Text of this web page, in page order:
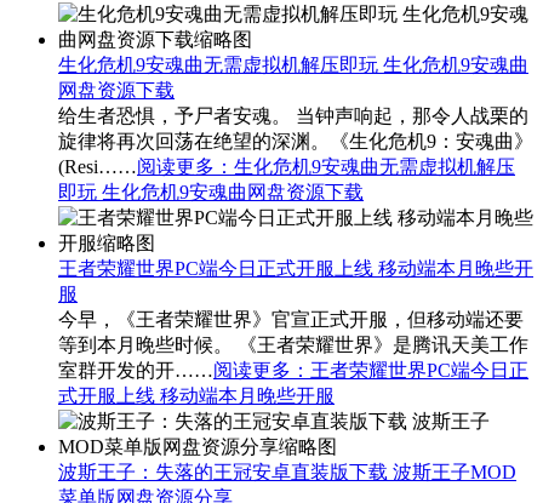
生化危机9安魂曲无需虚拟机解压即玩 生化危机9安魂曲
网盘资源下载
给生者恐惧，予尸者安魂。 当钟声响起，那令人战栗的
旋律将再次回荡在绝望的深渊。《生化危机9：安魂曲》
(Resi……阅读更多 ：生化危机9安魂曲无需虚拟机解压
即玩 生化危机9安魂曲网盘资源下载
王者荣耀世界PC端今日正式开服上线 移动端本月晚些开
服
今早，《王者荣耀世界》官宣正式开服，但移动端还要
等到本月晚些时候。 《王者荣耀世界》是腾讯天美工作
室群开发的开……阅读更多 ：王者荣耀世界PC端今日正
式开服上线 移动端本月晚些开服
波斯王子：失落的王冠安卓直装版下载 波斯王子MOD
菜单版网盘资源分享